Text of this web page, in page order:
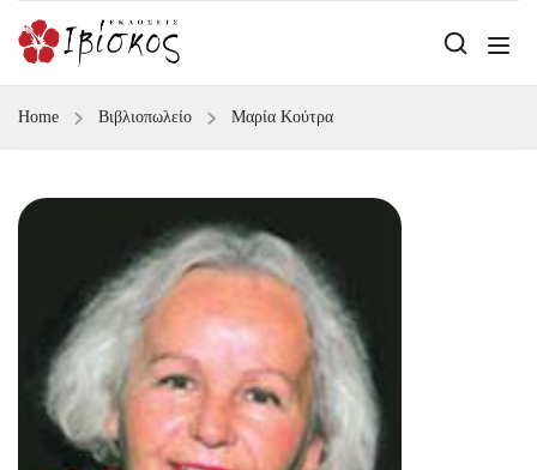
Home Βιβλιοπωλείο Μαρία Κούτρα